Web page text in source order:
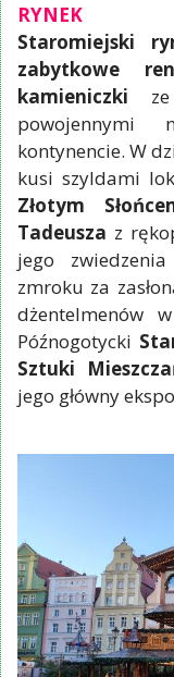
RYNEK
Staromiejski
zabytkowe
kamieniczki ze
powojennymi
kontynencie. W
kusi szyldami
Złotym
Tadeusza z
jego
zmroku za
dżentelmenów
Późnogotycki
Sztuki
jego główny